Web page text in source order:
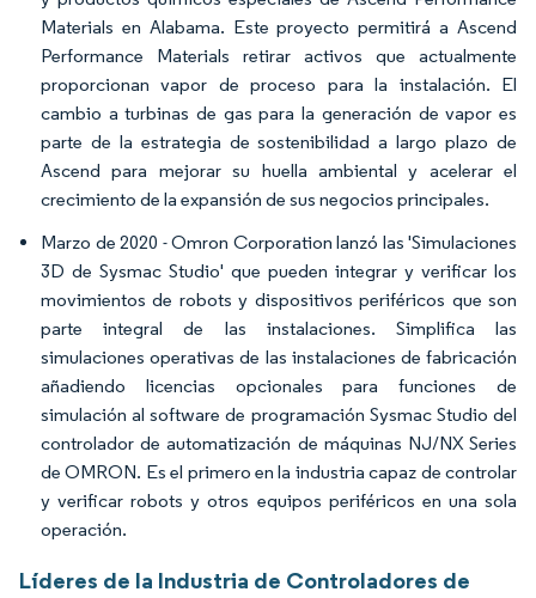
Materials en Alabama. Este proyecto permitirá a Ascend
Performance Materials retirar activos que actualmente
proporcionan vapor de proceso para la instalación. El
cambio a turbinas de gas para la generación de vapor es
parte de la estrategia de sostenibilidad a largo plazo de
Ascend para mejorar su huella ambiental y acelerar el
crecimiento de la expansión de sus negocios principales.
Marzo de 2020 - Omron Corporation lanzó las 'Simulaciones
3D de Sysmac Studio' que pueden integrar y verificar los
movimientos de robots y dispositivos periféricos que son
parte integral de las instalaciones. Simplifica las
simulaciones operativas de las instalaciones de fabricación
añadiendo licencias opcionales para funciones de
simulación al software de programación Sysmac Studio del
controlador de automatización de máquinas NJ/NX Series
de OMRON. Es el primero en la industria capaz de controlar
y verificar robots y otros equipos periféricos en una sola
operación.
Líderes de la Industria de Controladores de